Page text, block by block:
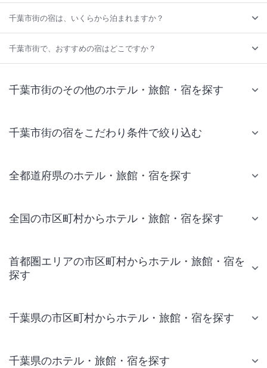
千葉市街の宿は、いくらから泊まれますか？
千葉市街で、おすすめの宿はどこですか？
千葉市街のその他のホテル・旅館・宿を探す
千葉市街の宿をこだわり条件で絞り込む
全都道府県のホテル・旅館・宿を探す
全国の市区町村からホテル・旅館・宿を探す
首都圏エリアの市区町村からホテル・旅館・宿を
探す
千葉県の市区町村からホテル・旅館・宿を探す
千葉県のホテル・旅館・宿を探す